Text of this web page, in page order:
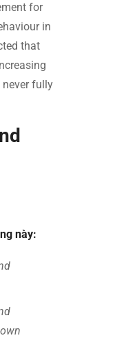
for
in
that
fully
này: